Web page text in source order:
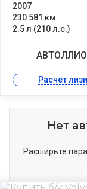
2007
230 581 км
2.5 л (210 л.с.)
Расчет
Нет
Расширьте